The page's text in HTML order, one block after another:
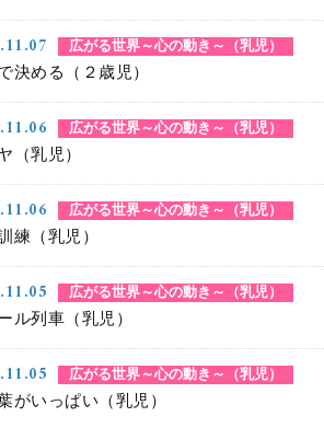
広がる世界～心の動き～（乳児）
決める（２歳児）
広がる世界～心の動き～（乳児）
（乳児）
広がる世界～心の動き～（乳児）
練（乳児）
広がる世界～心の動き～（乳児）
ル列車（乳児）
広がる世界～心の動き～（乳児）
がいっぱい（乳児）